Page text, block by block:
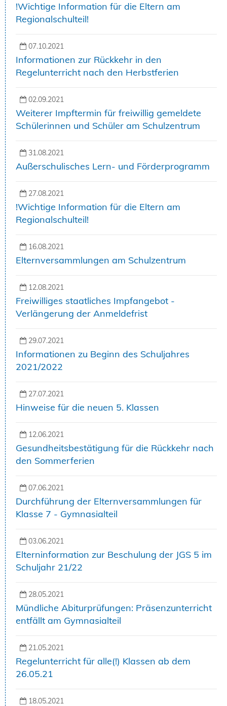
!Wichtige Information für die Eltern am
Regionalschulteil!
07.10.2021
Informationen zur Rückkehr in den
Regelunterricht nach den Herbstferien
02.09.2021
Weiterer Impftermin für freiwillig gemeldete
Schülerinnen und Schüler am Schulzentrum
31.08.2021
Außerschulisches Lern- und Förderprogramm
27.08.2021
!Wichtige Information für die Eltern am
Regionalschulteil!
16.08.2021
Elternversammlungen am Schulzentrum
12.08.2021
Freiwilliges staatliches Impfangebot -
Verlängerung der Anmeldefrist
29.07.2021
Informationen zu Beginn des Schuljahres
2021/2022
27.07.2021
Hinweise für die neuen 5. Klassen
12.06.2021
Gesundheitsbestätigung für die Rückkehr nach
den Sommerferien
07.06.2021
Durchführung der Elternversammlungen für
Klasse 7 - Gymnasialteil
03.06.2021
Elterninformation zur Beschulung der JGS 5 im
Schuljahr 21/22
28.05.2021
Mündliche Abiturprüfungen: Präsenzunterricht
entfällt am Gymnasialteil
21.05.2021
Regelunterricht für alle(!) Klassen ab dem
26.05.21
18.05.2021